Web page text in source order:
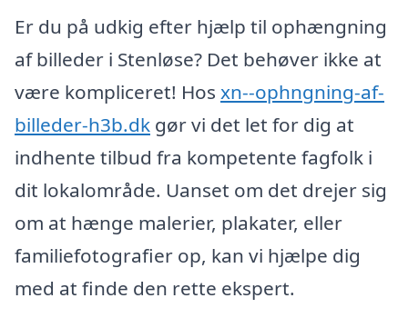
Er du på udkig efter hjælp til ophængning
af billeder i Stenløse? Det behøver ikke at
være kompliceret! Hos xn--ophngning-af-
billeder-h3b.dk gør vi det let for dig at
indhente tilbud fra kompetente fagfolk i
dit lokalområde. Uanset om det drejer sig
om at hænge malerier, plakater, eller
familiefotografier op, kan vi hjælpe dig
med at finde den rette ekspert.